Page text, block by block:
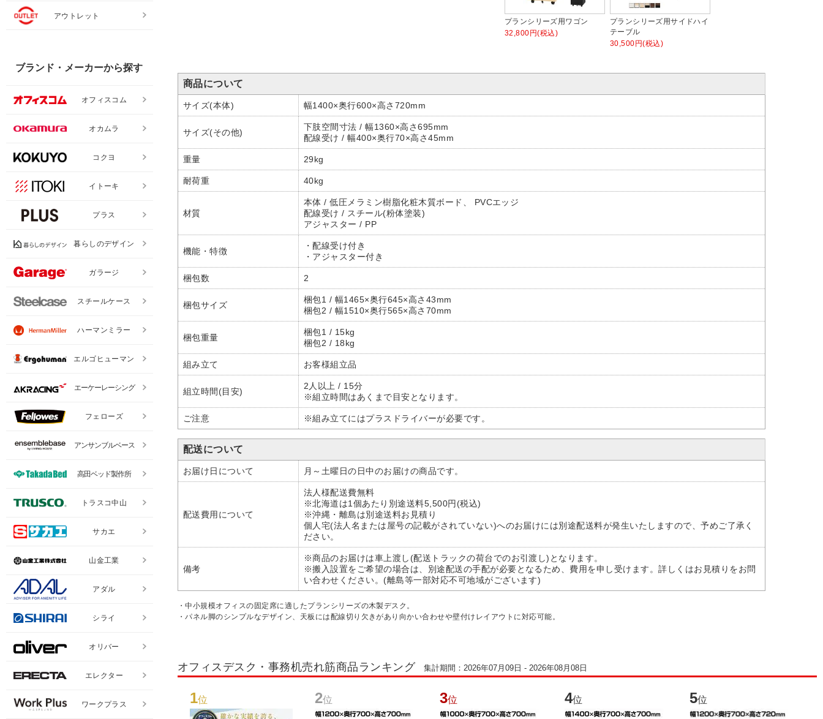
プランシリーズ用ワゴン
32,800円(税込)
プランシリーズ用サイドハイ
テーブル
30,500円(税込)
商品について
サイズ(本体) 幅1400×奥行600×高さ720mm
サイズ(その他)
下肢空間寸法 / 幅1360×高さ695mm
配線受け / 幅400×奥行70×高さ45mm
重量 29kg
耐荷重 40kg
材質
本体 / 低圧メラミン樹脂化粧木質ボード、 PVCエッジ
配線受け / スチール(粉体塗装)
アジャスター / PP
機能・特徴
・配線受け付き
・アジャスター付き
梱包数 2
梱包サイズ
梱包1 / 幅1465×奥行645×高さ43mm
梱包2 / 幅1510×奥行565×高さ70mm
梱包重量
梱包1 / 15kg
梱包2 / 18kg
組み立て お客様組立品
組立時間(目安)
2人以上 / 15分
※組立時間はあくまで目安となります。
ご注意 ※組み立てにはプラスドライバーが必要です。
配送について
お届け日について 月～土曜日の日中のお届けの商品です。
配送費用について
法人様配送費無料
※北海道は1個あたり別途送料5,500円(税込)
※沖縄・離島は別途送料お見積り
個人宅(法人名または屋号の記載がされていない)へのお届けには別途配送料が発生いたしますので、予めご了承く
ださい。
備考
※商品のお届けは車上渡し(配送トラックの荷台でのお引渡し)となります。
※搬入設置をご希望の場合は、別途配送の手配が必要となるため、費用を申し受けます。詳しくはお見積りをお問
い合わせください。(離島等一部対応不可地域がございます)
・中小規模オフィスの固定席に適したプランシリーズの木製デスク。
・パネル脚のシンプルなデザイン、天板には配線切り欠きがあり向かい合わせや壁付けレイアウトに対応可能。
オフィスデスク・事務机売れ筋商品ランキング 集計期間：2026年07月09日 - 2026年08月08日
1位 2位 3位 4位 5位
アウトレット
ブランド・メーカーから探す
オフィスコム
オカムラ
コクヨ
イトーキ
プラス
暮らしのデザイン
ガラージ
スチールケース
ハーマンミラー
エルゴヒューマン
エーケーレーシング
フェローズ
アンサンブルベース
高田ベッド製作所
トラスコ中山
サカエ
山金工業
アダル
シライ
オリバー
エレクター
ワークプラス